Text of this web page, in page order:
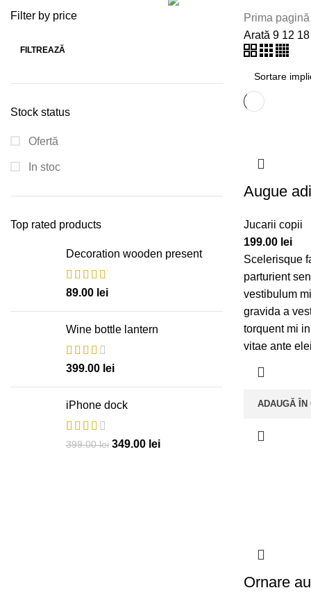
Filter by price
FILTREAZĂ
Stock status
Ofertă
In stoc
Top rated products
Decoration wooden present
89.00 lei
Wine bottle lantern
399.00 lei
iPhone dock
399.00lei 349.00 lei
Prima
Arată 9 12
Augue
Jucarii copii
199.00 lei
Scelerisque
parturient
vestibulum
gravida a
torquent mi
vitae ante
ADAUGĂ ÎN
Ornare